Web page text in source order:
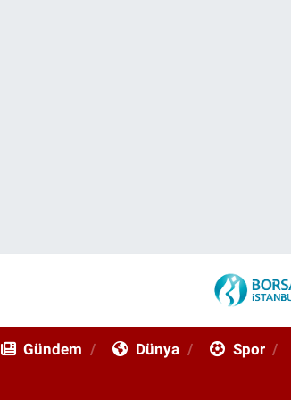
Gündem Dünya Spor